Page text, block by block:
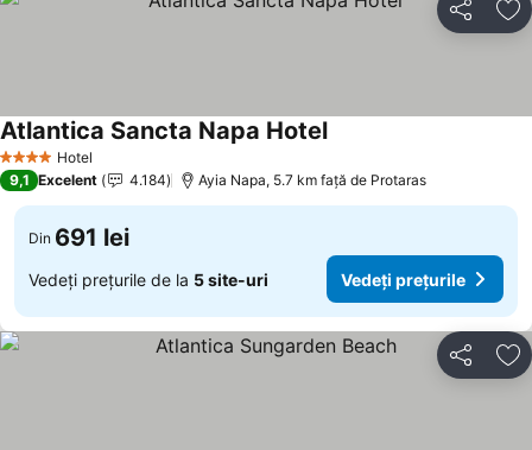
Distribuiți
4 Stele Hotel
Atlantica Sancta Napa HotelVedeți prețurile
9,1 Excelent 4.184 Ayia Napa, 5.7 km faţă de Protaras
Din 691 lei
Vedeți prețurile de la 5 site-uri Vedeți prețurile
Distribuiți